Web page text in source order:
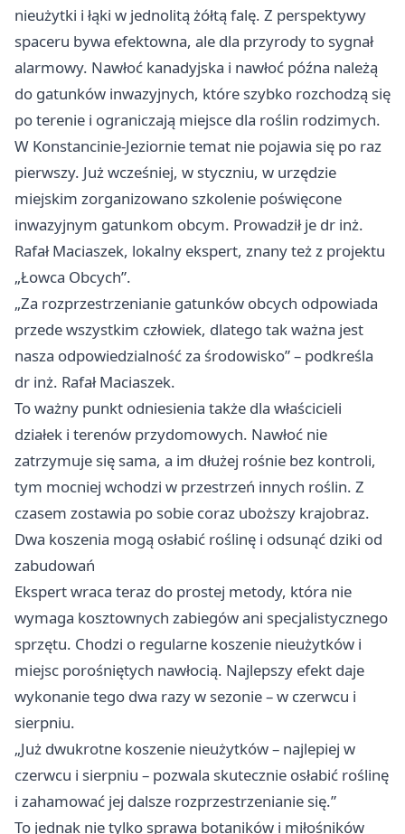
nieużytki i łąki w jednolitą żółtą falę. Z perspektywy
spaceru bywa efektowna, ale dla przyrody to sygnał
alarmowy. Nawłoć kanadyjska i nawłoć późna należą
do gatunków inwazyjnych, które szybko rozchodzą się
po terenie i ograniczają miejsce dla roślin rodzimych.
W Konstancinie-Jeziornie temat nie pojawia się po raz
pierwszy. Już wcześniej, w styczniu, w urzędzie
miejskim zorganizowano szkolenie poświęcone
inwazyjnym gatunkom obcym. Prowadził je dr inż.
Rafał Maciaszek, lokalny ekspert, znany też z projektu
„Łowca Obcych”.
„Za rozprzestrzenianie gatunków obcych odpowiada
przede wszystkim człowiek, dlatego tak ważna jest
nasza odpowiedzialność za środowisko” – podkreśla
dr inż. Rafał Maciaszek.
To ważny punkt odniesienia także dla właścicieli
działek i terenów przydomowych. Nawłoć nie
zatrzymuje się sama, a im dłużej rośnie bez kontroli,
tym mocniej wchodzi w przestrzeń innych roślin. Z
czasem zostawia po sobie coraz uboższy krajobraz.
Dwa koszenia mogą osłabić roślinę i odsunąć dziki od
zabudowań
Ekspert wraca teraz do prostej metody, która nie
wymaga kosztownych zabiegów ani specjalistycznego
sprzętu. Chodzi o regularne koszenie nieużytków i
miejsc porośniętych nawłocią. Najlepszy efekt daje
wykonanie tego dwa razy w sezonie – w czerwcu i
sierpniu.
„Już dwukrotne koszenie nieużytków – najlepiej w
czerwcu i sierpniu – pozwala skutecznie osłabić roślinę
i zahamować jej dalsze rozprzestrzenianie się.”
To jednak nie tylko sprawa botaników i miłośników